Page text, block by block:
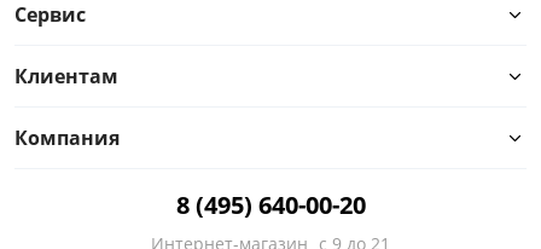
Сервис
Клиентам
Компания
8 (495) 640-00-20
Интернет-магазин с 9 до 21